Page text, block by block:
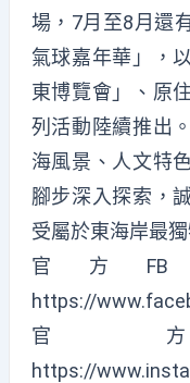
場，7月至8月還
氣球嘉年華」，
東博覽會」、原
列活動陸續推出
海風景、人文特
腳步深入探索，
受屬於東海岸最
官方
https://
官
https://